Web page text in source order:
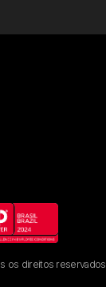
os direitos reservados.